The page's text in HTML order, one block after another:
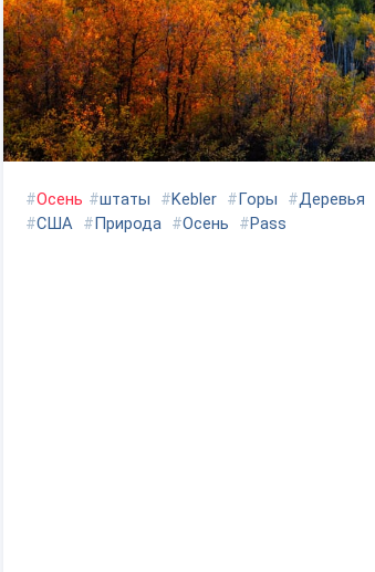
#Осень #штаты #Kebler #Горы #Деревья
#США #Природа #Осень #Pass